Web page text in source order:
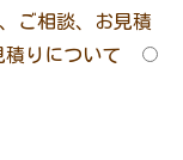
ご相談、お見積
積りについて